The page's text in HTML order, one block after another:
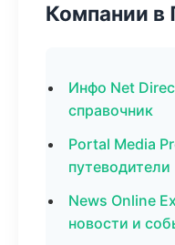
Компании в
Инфо Net
справочник
Portal Media
путеводители
News Online
новости и